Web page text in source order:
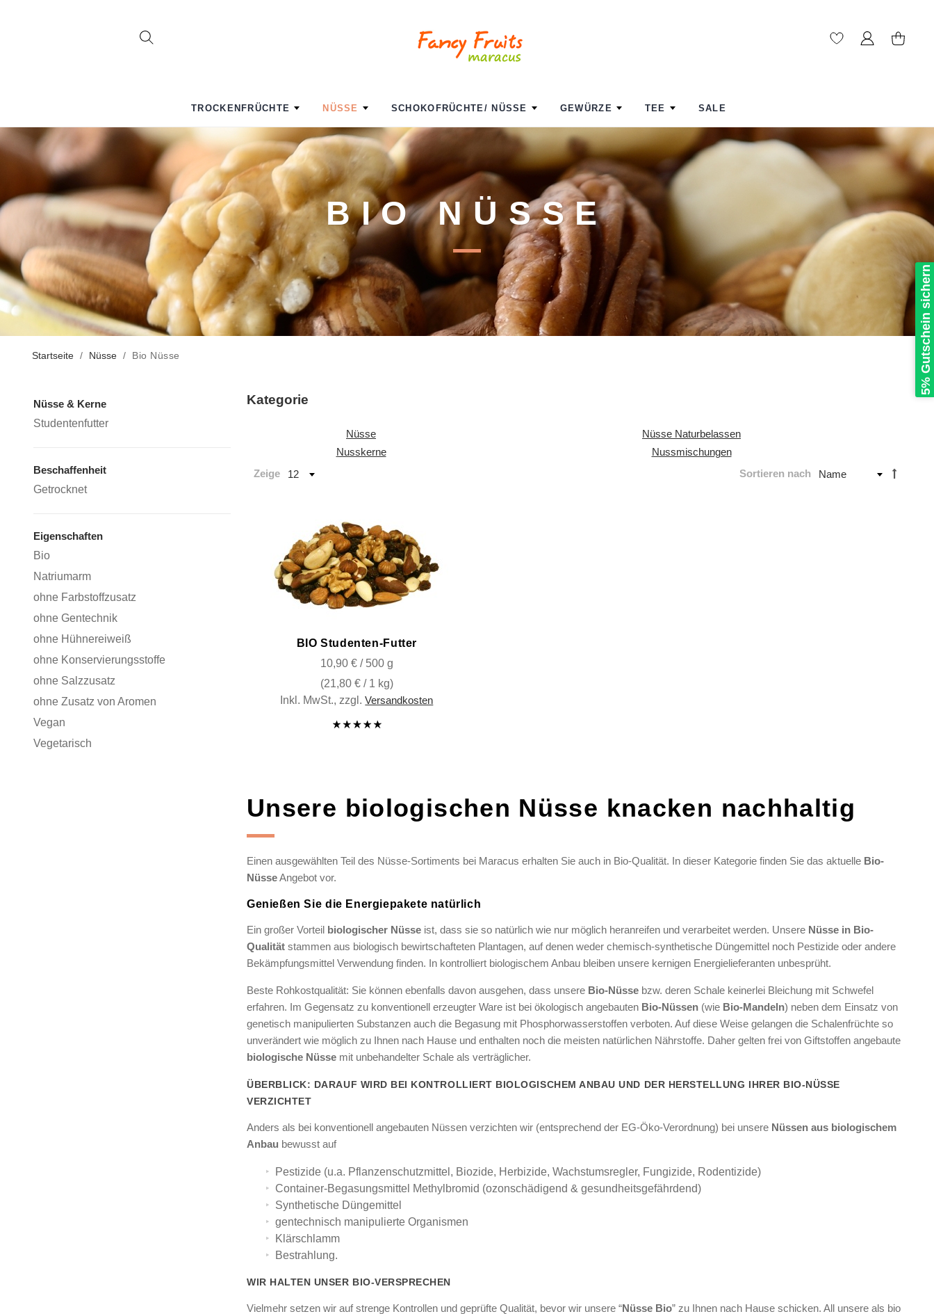
TROCKENFRÜCHTE NÜSSE SCHOKOFRÜCHTE/ NÜSSE GEWÜRZE TEE SALE
Startseite / Nüsse / Bio Nüsse
BIO NÜSSE
Kategorie
Nüsse
Nüsse Naturbelassen
Nusskerne
Nussmischungen
Sortieren nach
Zeige
BIO Studenten-Futter
10,90 € / 500 g
(21,80 €/ 1 kg)
Inkl. MwSt.,zzgl.Versandkosten
Unsere biologischen Nüsse knacken nachhaltig
Einen ausgewählten Teil des Nüsse-Sortiments bei Maracus erhalten Sie auch in Bio-Qualität. In dieser Kategorie finden Sie das aktuelle Bio-
NüsseAngebot vor.
Genießen Sie die Energiepakete natürlich
Ein großer Vorteil biologischer Nüsse ist, dass sie so natürlich wie nur möglich heranreifen und verarbeitet werden. Unsere Nüsse in Bio-
Qualität stammen aus biologisch bewirtschafteten Plantagen, auf denen weder chemisch-synthetische Düngemittel noch Pestizide oder andere
Bekämpfungsmittel Verwendung finden. In kontrolliert biologischem Anbau bleiben unsere kernigen Energielieferanten unbesprüht.
Beste Rohkostqualität: Sie können ebenfalls davon ausgehen, dass unsere Bio-Nüsse bzw. deren Schale keinerlei Bleichung mit Schwefel
erfahren. Im Gegensatz zu konventionell erzeugter Ware ist bei ökologisch angebauten Bio-Nüssen (wie Bio-Mandeln) neben dem Einsatz von
genetisch manipulierten Substanzen auch die Begasung mit Phosphorwasserstoffen verboten. Auf diese Weise gelangen die Schalenfrüchte so
unverändert wie möglich zu Ihnen nach Hause und enthalten noch die meisten natürlichen Nährstoffe. Daher gelten frei von Giftstoffen angebaute
biologische Nüsse mit unbehandelter Schale als verträglicher.
ÜBERBLICK: DARAUF WIRD BEI KONTROLLIERT BIOLOGISCHEM ANBAU UND DER HERSTELLUNG IHRER BIO-NÜSSE
VERZICHTET
Anders als bei konventionell angebauten Nüssen verzichten wir (entsprechend der EG-Öko-Verordnung) bei unsere Nüssen aus biologischem
Anbau bewusst auf
Pestizide (u.a. Pflanzenschutzmittel, Biozide, Herbizide, Wachstumsregler, Fungizide, Rodentizide)
Container-Begasungsmittel Methylbromid (ozonschädigend & gesundheitsgefährdend)
Synthetische Düngemittel
gentechnisch manipulierte Organismen
Klärschlamm
Bestrahlung.
WIR HALTEN UNSER BIO-VERSPRECHEN
Vielmehr setzen wir auf strenge Kontrollen und geprüfte Qualität, bevor wir unsere “Nüsse Bio” zu Ihnen nach Hause schicken. All unsere als bio
Nüsse & Kerne
Studentenfutter
Beschaffenheit
Getrocknet
Eigenschaften
Bio
Natriumarm
ohne Farbstoffzusatz
ohne Gentechnik
ohne Hühnereiweiß
ohne Konservierungsstoffe
ohne Salzzusatz
ohne Zusatz von Aromen
Vegan
Vegetarisch
5% Gutschein sichern